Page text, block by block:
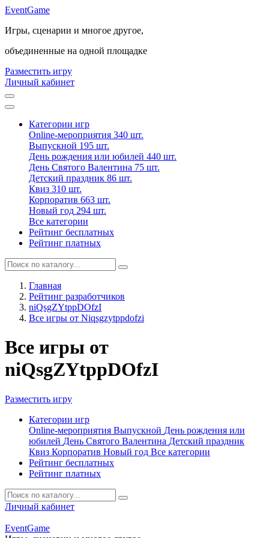
EventGame
Игры, сценарии и многое другое,
объединенные на одной площадке
Разместить игру
Личный кабинет
Категории игр
Online-мероприятия 340 шт.
Выпускной 195 шт.
День рождения или юбилей 440 шт.
День Святого Валентина 75 шт.
Детский праздник 86 шт.
Квиз 310 шт.
Корпоратив 663 шт.
Новый год 294 шт.
Все категории
Рейтинг бесплатных
Рейтинг платных
Главная
Рейтинг разработчиков
niQsgZYtppDOfzI
Все игры от Niqsgzytppdofzi
Все игры от
niQsgZYtppDOfzI
Разместить игру
Категории игр
Online-мероприятия Выпускной День рождения или
юбилей День Святого Валентина Детский праздник
Квиз Корпоратив Новый год Все категории
Рейтинг бесплатных
Рейтинг платных
Личный кабинет
EventGame